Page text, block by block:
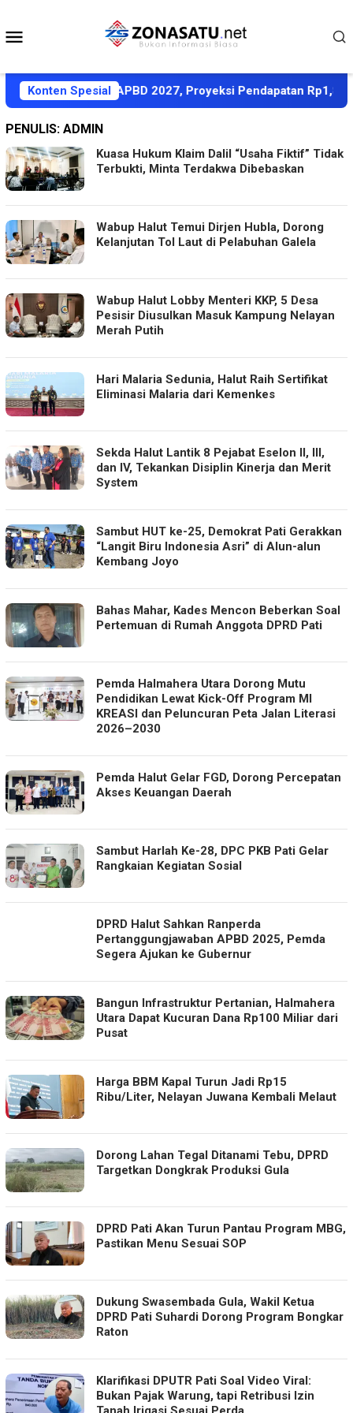
konten
Konten Spesial
KUA-PPAS APBD 2027, Proyeksi Pendapatan Rp1,8 Triliun
PENULIS: ADMIN
Kuasa Hukum Klaim Dalil “Usaha Fiktif” Tidak
Terbukti, Minta Terdakwa Dibebaskan
Wabup Halut Temui Dirjen Hubla, Dorong
Kelanjutan Tol Laut di Pelabuhan Galela
Wabup Halut Lobby Menteri KKP, 5 Desa
Pesisir Diusulkan Masuk Kampung Nelayan
Merah Putih
Hari Malaria Sedunia, Halut Raih Sertifikat
Eliminasi Malaria dari Kemenkes
Sekda Halut Lantik 8 Pejabat Eselon II, III,
dan IV, Tekankan Disiplin Kinerja dan Merit
System
Sambut HUT ke-25, Demokrat Pati Gerakkan
“Langit Biru Indonesia Asri” di Alun-alun
Kembang Joyo
Bahas Mahar, Kades Mencon Beberkan Soal
Pertemuan di Rumah Anggota DPRD Pati
Pemda Halmahera Utara Dorong Mutu
Pendidikan Lewat Kick-Off Program MI
KREASI dan Peluncuran Peta Jalan Literasi
2026–2030
Pemda Halut Gelar FGD, Dorong Percepatan
Akses Keuangan Daerah
Sambut Harlah Ke-28, DPC PKB Pati Gelar
Rangkaian Kegiatan Sosial
DPRD Halut Sahkan Ranperda
Pertanggungjawaban APBD 2025, Pemda
Segera Ajukan ke Gubernur
Bangun Infrastruktur Pertanian, Halmahera
Utara Dapat Kucuran Dana Rp100 Miliar dari
Pusat
Harga BBM Kapal Turun Jadi Rp15
Ribu/Liter, Nelayan Juwana Kembali Melaut
Dorong Lahan Tegal Ditanami Tebu, DPRD
Targetkan Dongkrak Produksi Gula
DPRD Pati Akan Turun Pantau Program MBG,
Pastikan Menu Sesuai SOP
Dukung Swasembada Gula, Wakil Ketua
DPRD Pati Suhardi Dorong Program Bongkar
Raton
Klarifikasi DPUTR Pati Soal Video Viral:
Bukan Pajak Warung, tapi Retribusi Izin